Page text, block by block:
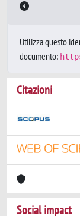
Utilizza questo
documento:
Citazioni
Social impact